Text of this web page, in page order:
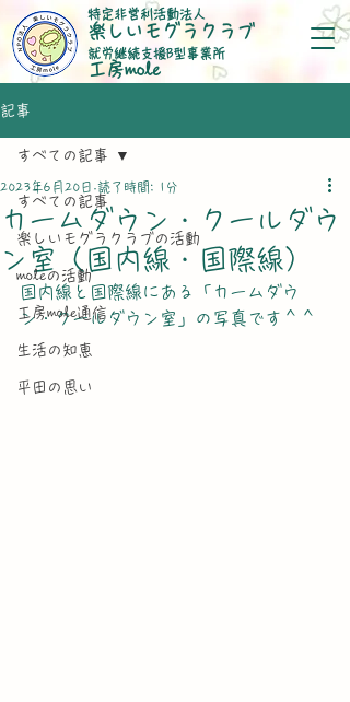
特定非営利活動法人
楽しいモグラクラブ
就労継続支援B型事業所
​工房mole
記事
すべての記事
楽しいモグラクラブの活動
moleの活動
工房mole通信
生活の知恵
平田の思い
すべての記事
カームダウン・クールダウ
ン室（国内線・国際線）
2023年6月20日 読了時間: 1分
国内線と国際線にある「カームダウ
ン・クールダウン室」の写真です＾＾